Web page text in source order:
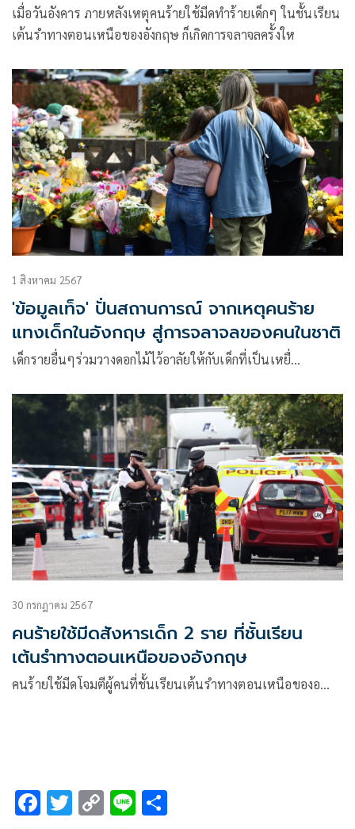
เมื่อวันอังคาร ภายหลังเหตุคนร้ายใช้มีดทำร้ายเด็กๆ ในชั้นเรียน
เต้นรำทางตอนเหนือของอังกฤษ ก็เกิดการจลาจลครั้งให
1 สิงหาคม 2567
'ข้อมูลเท็จ' ปั่นสถานการณ์ จากเหตุคนร้าย
แทงเด็กในอังกฤษ สู่การจลาจลของคนในชาติ
เด็กรายอื่นๆร่วมวางดอกไม้ไว้อาลัยให้กับเด็กที่เป็นเหยื่…
30 กรกฎาคม 2567
คนร้ายใช้มีดสังหารเด็ก 2 ราย ที่ชั้นเรียน
เต้นรำทางตอนเหนือของอังกฤษ
คนร้ายใช้มีดโจมตีผู้คนที่ชั้นเรียนเต้นรำทางตอนเหนือของอ…
F T C Li